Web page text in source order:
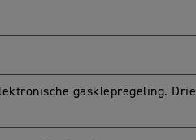
gasklepregeling. Drie